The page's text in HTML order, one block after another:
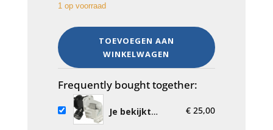
1 op voorraad
afvoerpomp
Plaset
type
Cod.67495,
34W
vaatwasser
onderdeel
aantal
TOEVOEGEN AAN
WINKELWAGEN
Frequently bought together:
Je bekijkt
€ 25,00